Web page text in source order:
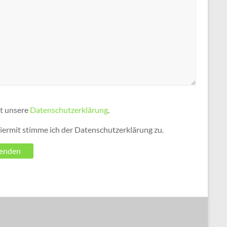
unsere Datenschutzerklärung
stimme ich der Datenschutzerklärung zu.